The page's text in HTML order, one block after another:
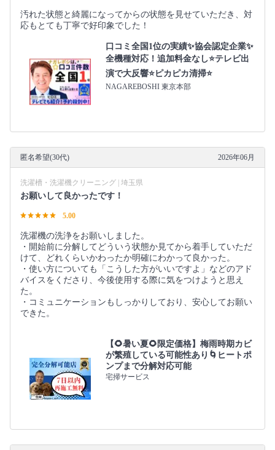
汚れた状態と綺麗になってからの状態を見せていただき、対
応もとても丁寧で好印象でした！
口コミ全国1位の実績✨協会認定企業✨
全機種対応！追加料金なし⭐テレビ出
演で大反響⭐ピカピカ清掃⭐
NAGAREBOSHI 東京本部
匿名希望(30代) 2026年06月
洗濯槽・洗濯機クリーニング | 埼玉県
お願いして良かったです！
5.00
洗濯機の洗浄をお願いしました。
・開始前に分解してどういう状態か見てから着手していただ
けて、どれくらいかわったか明確にわかって良かった。
・使い方についても「こうした方がいいですよ」などのアド
バイスをくださり、今後使用する際に気をつけようと思え
た。
・コミュニケーションもしっかりしており、安心してお願い
できた。
【🌻暑い夏🌻限定価格】梅雨時期カビ
が繁殖している可能性あり🌀ヒートポ
ンプまで分解対応可能
宅掃サービス